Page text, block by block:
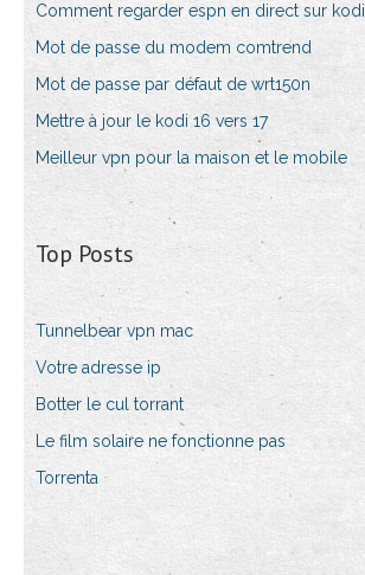
Comment regarder espn en direct sur kodi
Mot de passe du modem comtrend
Mot de passe par défaut de wrt150n
Mettre à jour le kodi 16 vers 17
Meilleur vpn pour la maison et le mobile
Top Posts
Tunnelbear vpn mac
Votre adresse ip
Botter le cul torrant
Le film solaire ne fonctionne pas
Torrenta